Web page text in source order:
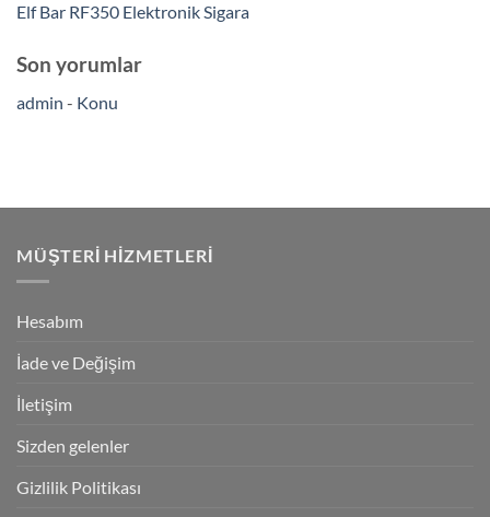
Elf Bar RF350 Elektronik Sigara
Son yorumlar
admin - Konu
MÜŞTERI HIZMETLERI
Hesabım
İade ve Değişim
İletişim
Sizden gelenler
Gizlilik Politikası